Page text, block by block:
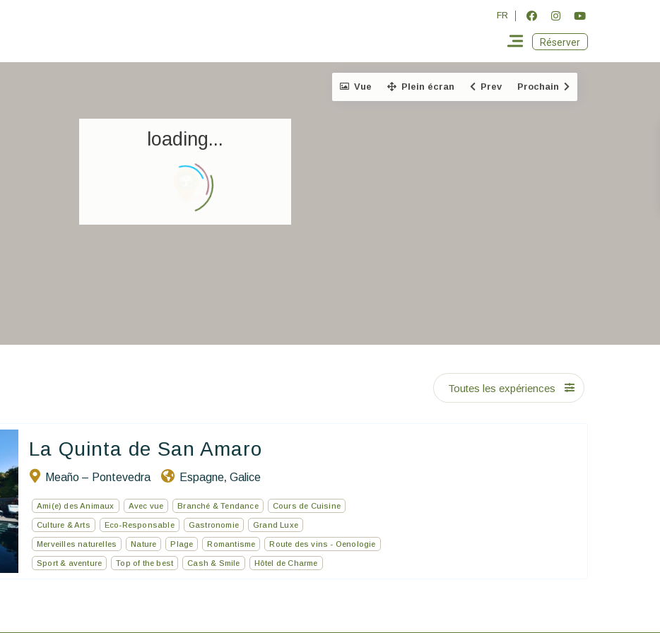
FR
Réserver
loading...
Vue Plein écran Prev Prochain
Toutes les expériences
La Quinta de San Amaro
Meaño – Pontevedra Espagne, Galice
Ami(e) des Animaux Avec vue Branché & Tendance Cours de Cuisine
Culture & Arts Eco-Responsable Gastronomie Grand Luxe
Merveilles naturelles Nature Plage Romantisme Route des vins - Oenologie
Sport & aventure Top of the best Cash & Smile Hôtel de Charme